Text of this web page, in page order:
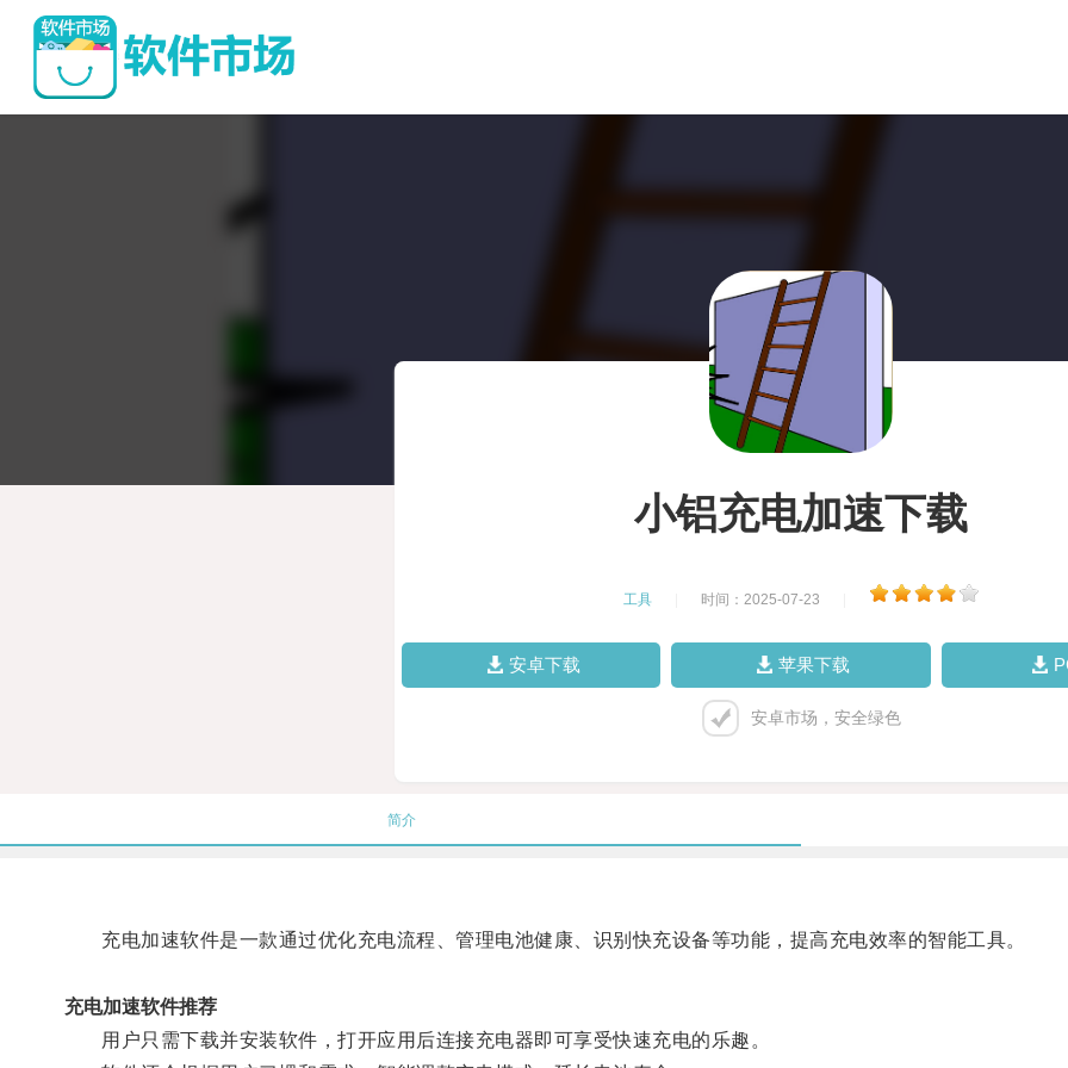
小铝充电加速下载
工具 时间：2025-07-23
安卓下载 苹果下载
安卓市场，安全绿色
简介
充电加速软件是一款通过优化充电流程、管理电池健康、识别快充设备等功能，提高充电效率的智能工具。
充电加速软件推荐
用户只需下载并安装软件，打开应用后连接充电器即可享受快速充电的乐趣。